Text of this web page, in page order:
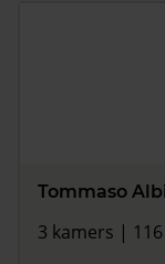
Tommaso
3 kamers |